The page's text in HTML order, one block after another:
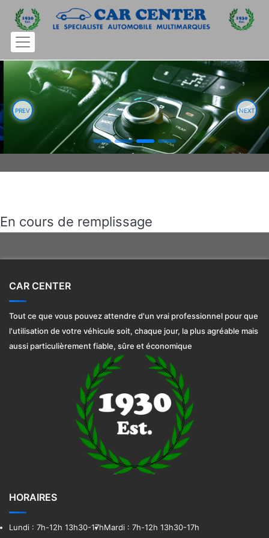
PREV NEXT
En cours de remplissage
CAR CENTER
Tout ce que vous pouvez attendre d'un vrai professionnel pour que
l'utilisation de votre véhicule soit, chaque jour, la plus agréable mais
aussi particulièrement fiable, sûre et économique
https://www.nascarwraps.com
HORAIRES
Lundi : 7h-12h 13h30-17hMardi : 7h-12h 13h30-17h